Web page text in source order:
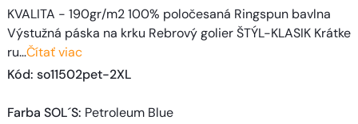
KVALITA - 190gr/m2 100% poločesaná Ringspun bavlna
Výstužná páska na krku Rebrový golier ŠTÝL-KLASIK Krátke
ru…Čítať viac
Kód: so11502pet-2XL
Farba SOL´S: Petroleum Blue